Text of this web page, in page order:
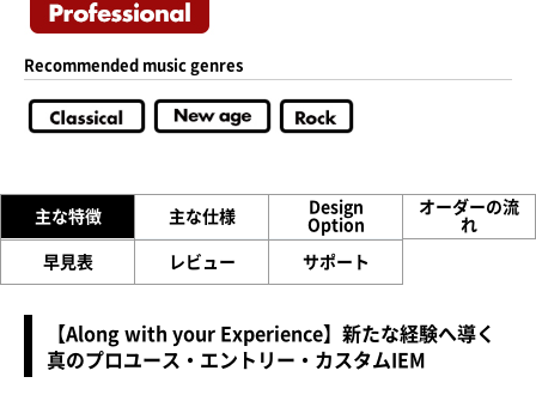
Recommended music genres
主な特徴 主な仕様
Design
Option
オーダーの流
れ
早見表 レビュー サポート
【Along with your Experience】新たな経験へ導く
真のプロユース・エントリー・カスタムIEM